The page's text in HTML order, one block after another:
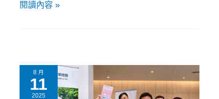
閱讀內容 »
8 月
11
2025